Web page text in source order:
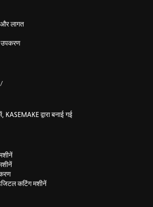
लागत
उपकरण
/
द्वारा बनाई गई
कटिंग मशीनें